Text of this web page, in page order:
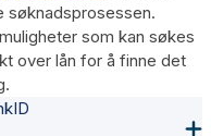
søknadsprosessen.
som kan søkes
over lån for å finne det